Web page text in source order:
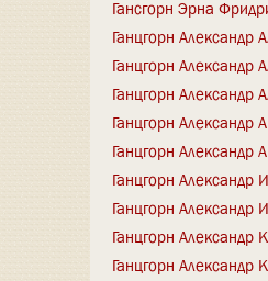
Гансгорн Эрна
Ганцгорн Александр
Ганцгорн Александр
Ганцгорн Александр
Ганцгорн Александр
Ганцгорн Александр
Ганцгорн
Ганцгорн Александр
Ганцгорн Александр
Ганцгорн Александр